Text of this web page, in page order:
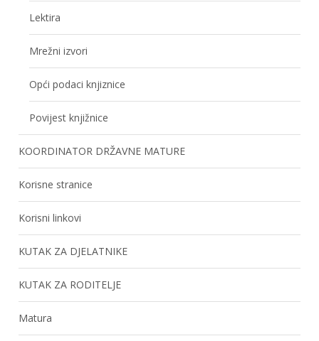
Lektira
Mrežni izvori
Opći podaci knjiznice
Povijest knjižnice
KOORDINATOR DRŽAVNE MATURE
Korisne stranice
Korisni linkovi
KUTAK ZA DJELATNIKE
KUTAK ZA RODITELJE
Matura